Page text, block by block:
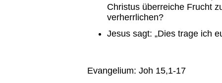
Christus überreiche Frucht
verherrlichen?
Jesus sagt: „Dies trage ich
Evangelium: Joh 15,1-17